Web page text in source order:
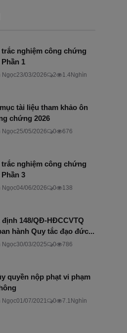
nghiệm công chứng
Phần 1
Ngọc23/03/2026 2 1.4Nghìn
tài liệu tham khảo ôn
chứng 2026
Ngọc25/05/2026 0 676
nghiệm công chứng
Phần 3
Ngọc04/06/2026 0 138
định 148/QĐ-HĐCCVTQ
hành Quy tắc đạo đức...
Ngọc30/03/2025 0 786
quyền nộp phạt vi phạm
Ngọc01/07/2021 0 7.1Nghìn